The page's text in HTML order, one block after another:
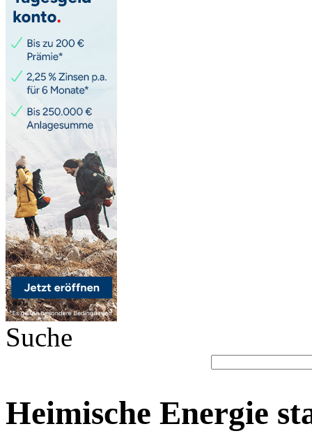
Suche
Heimische Energie